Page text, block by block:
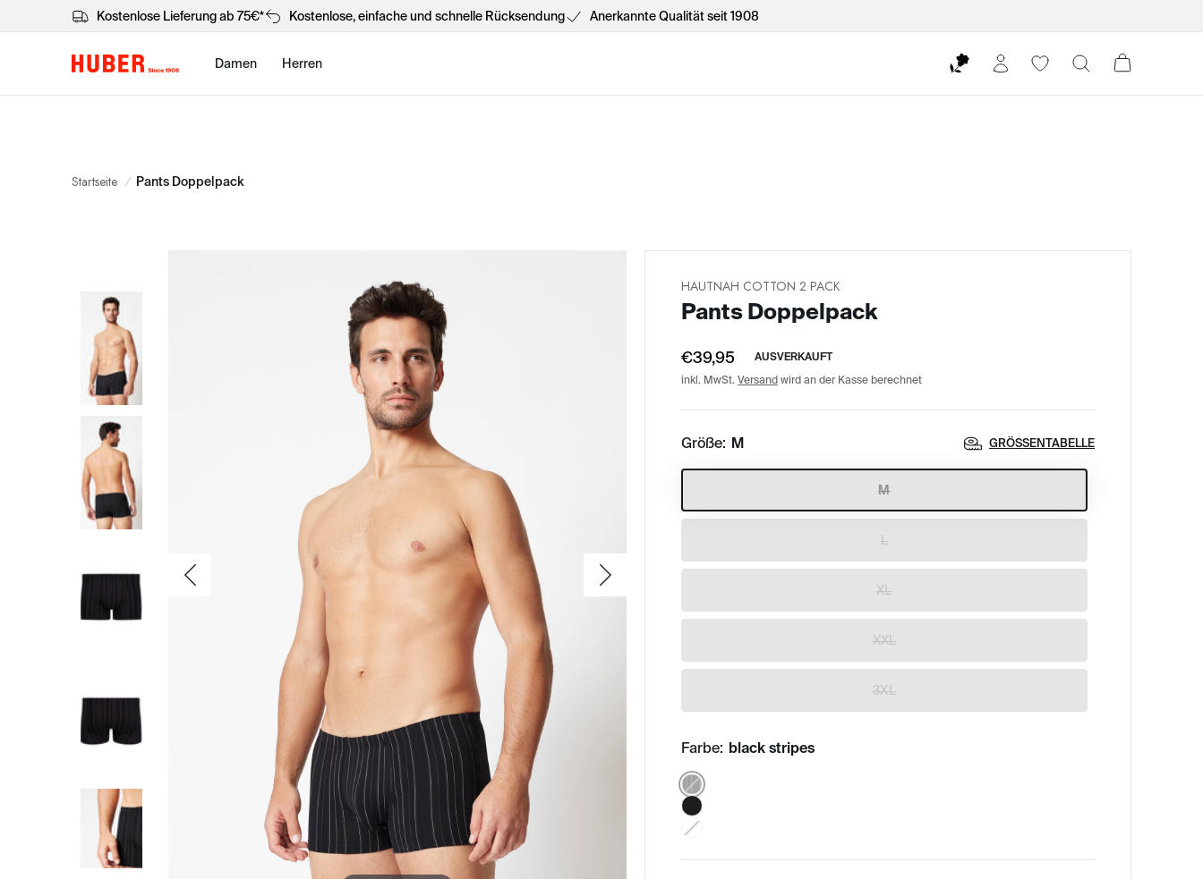
Kostenlose Lieferung ab 75€* Kostenlose, einfache und schnelle Rücksendung Anerkannte Qualität seit 1908
Damen Herren
Startseite / Pants Doppelpack
HAUTNAH COTTON 2 PACK
Pants Doppelpack
€39,95
AUSVERKAUFT
inkl. MwSt. Versand wird an der Kasse berechnet
Größe: M GRÖSSENTABELLE
M
L
XL
XXL
3XL
Farbe: black stripes
Color: